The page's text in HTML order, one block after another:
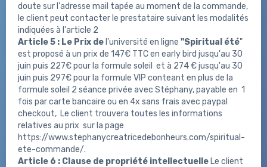
doute sur l'adresse mail tapée au moment de la commande,
le client peut contacter le prestataire suivant les modalités
indiquées à l'article 2
Article 5 : Le Prix de l'université en ligne "Spiritual été"
est proposé à un prix de 147€ TTC en early bird jusqu'au 30
juin puis 227€ pour la formule soleil et à 274 € jusqu'au 30
juin puis 297€ pour la formule VIP conteant en plus de la
formule soleil 2 séance privée avec Stéphany, payable en 1
fois par carte bancaire ou en 4x sans frais avec paypal
checkout, Le client trouvera toutes les informations
relatives au prix sur la page
https://www.stephanycreatricedebonheurs.com/spiritual-
ete-commande/.
Article 6 : Clause de propriété intellectuelle Le client